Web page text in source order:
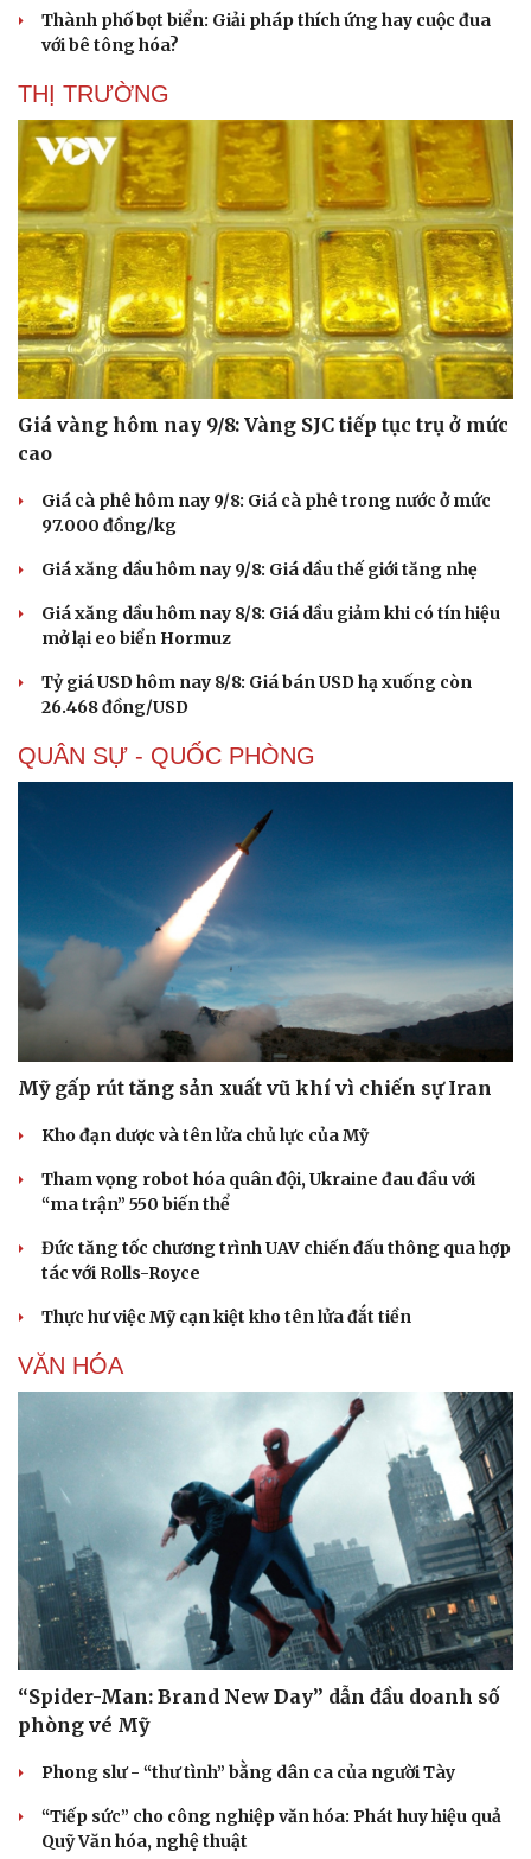
Sức khỏe
Dinh dưỡng - món ngon
Cây thuốc
Nhi khoa
Nam khoa
Phòng mạch online
Đời sống
Nhà đẹp
Blog
Thành phố bọt biển: Giải pháp thích ứng hay cuộc đua
với bê tông hóa?
THỊ TRƯỜNG
Giá vàng hôm nay 9/8: Vàng SJC tiếp tục trụ ở mức
cao
Giá cà phê hôm nay 9/8: Giá cà phê trong nước ở mức
97.000 đồng/kg
Giá xăng dầu hôm nay 9/8: Giá dầu thế giới tăng nhẹ
Giá xăng dầu hôm nay 8/8: Giá dầu giảm khi có tín hiệu
mở lại eo biển Hormuz
Tỷ giá USD hôm nay 8/8: Giá bán USD hạ xuống còn
26.468 đồng/USD
QUÂN SỰ - QUỐC PHÒNG
Mỹ gấp rút tăng sản xuất vũ khí vì chiến sự Iran
Kho đạn dược và tên lửa chủ lực của Mỹ
Tham vọng robot hóa quân đội, Ukraine đau đầu với
“ma trận” 550 biến thể
Đức tăng tốc chương trình UAV chiến đấu thông qua hợp
tác với Rolls-Royce
Thực hư việc Mỹ cạn kiệt kho tên lửa đắt tiền
VĂN HÓA
“Spider-Man: Brand New Day” dẫn đầu doanh số
phòng vé Mỹ
Phong slư - “thư tình” bằng dân ca của người Tày
“Tiếp sức” cho công nghiệp văn hóa: Phát huy hiệu quả
Quỹ Văn hóa, nghệ thuật